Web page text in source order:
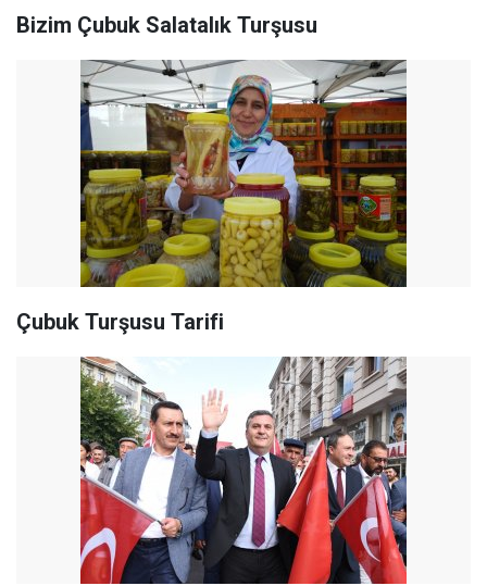
Bizim Çubuk Salatalık Turşusu
Çubuk Turşusu Tarifi